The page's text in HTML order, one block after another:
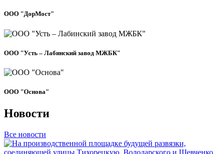
ООО "ДорМост"
ООО "Усть – Лабинский завод МЖБК"
ООО "Основа"
Новости
Все новости